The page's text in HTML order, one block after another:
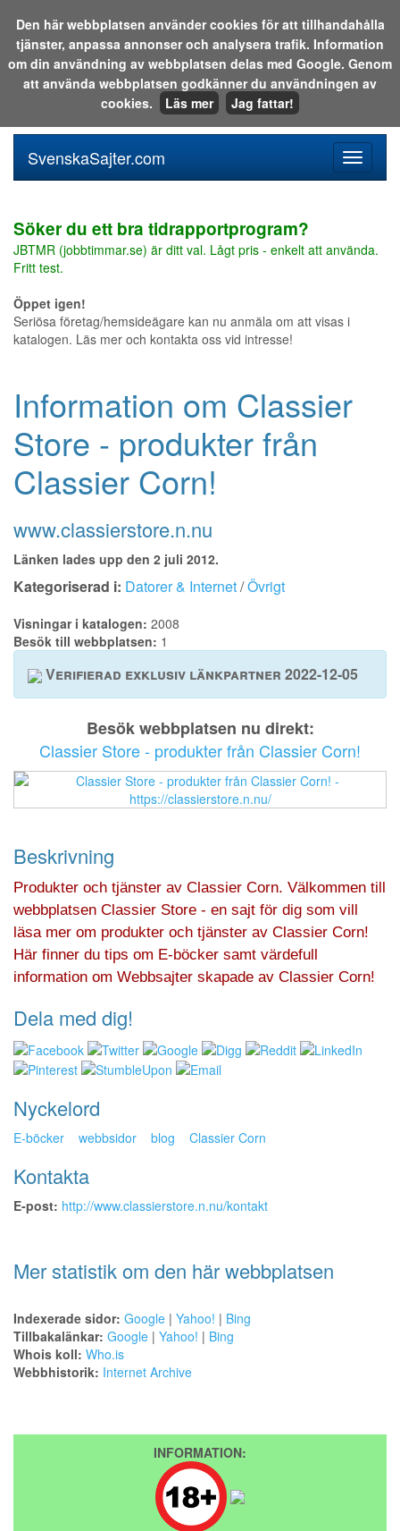
Sök i katalogen eller på webben:
meny
SvenskaSajter.com
Söker du ett bra tidrapportprogram?
JBTMR (jobbtimmar.se) är ditt val. Lågt pris - enkelt att använda.
Fritt test.
Öppet igen!
Seriösa företag/hemsideägare kan nu anmäla om att visas i
katalogen. Läs mer och kontakta oss vid intresse!
Information om Classier
Store - produkter från
Classier Corn!
www.classierstore.n.nu
Länken lades upp den 2 juli 2012.
Kategoriserad i: Datorer & Internet/Övrigt
Visningar i katalogen: 2008
Besök till webbplatsen: 1
Verifierad exklusiv länkpartner 2022-12-05
Besök webbplatsen nu direkt:
Classier Store - produkter från Classier Corn!
Beskrivning
Produkter och tjänster av Classier Corn. Välkommen till
webbplatsen Classier Store - en sajt för dig som vill
läsa mer om produkter och tjänster av Classier Corn!
Här finner du tips om E-böcker samt värdefull
information om Webbsajter skapade av Classier Corn!
Dela med dig!
Nyckelord
E-böcker webbsidor blog Classier Corn
Kontakta
E-post: http://www.classierstore.n.nu/kontakt
Mer statistik om den här webbplatsen
Indexerade sidor: Google | Yahoo! | Bing
Tillbakalänkar: Google | Yahoo! | Bing
Whois koll: Who.is
Webbhistorik: Internet Archive
INFORMATION:
Den här webbplatsen använder cookies för att tillhandahålla
tjänster, anpassa annonser och analysera trafik. Information
om din användning av webbplatsen delas med Google. Genom
att använda webbplatsen godkänner du användningen av
cookies.
Läs mer Jag fattar!